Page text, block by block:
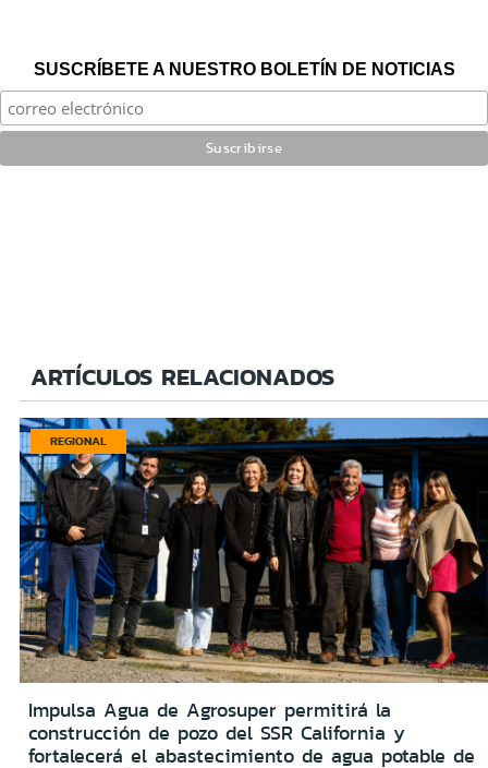
SUSCRÍBETE A NUESTRO BOLETÍN DE NOTICIAS
ARTÍCULOS RELACIONADOS
REGIONAL
Impulsa Agua de Agrosuper permitirá la
construcción de pozo del SSR California y
fortalecerá el abastecimiento de agua potable de